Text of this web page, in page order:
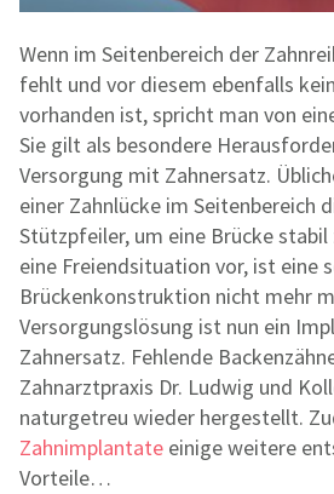
Wenn im Seitenbereich der
fehlt und vor diesem ebenfalls
vorhanden ist, spricht man von
Sie gilt als besondere
Versorgung mit Zahnersatz.
einer Zahnlücke im Seitenbereich
Stützpfeiler, um eine Brücke
eine Freiendsituation vor, ist eine
Brückenkonstruktion nicht mehr
Versorgungslösung ist nun ein
Zahnersatz. Fehlende
Zahnarztpraxis Dr. Ludwig und
naturgetreu wieder hergestellt.
Zahnimplantate einige weitere
Vorteile…